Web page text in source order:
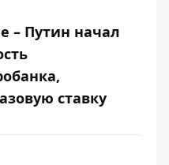
– Путин начал
ставку